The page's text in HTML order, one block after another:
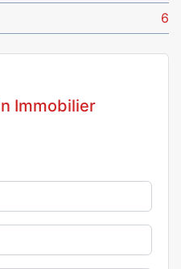
6
Immobilier